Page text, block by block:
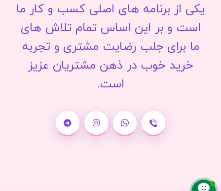
یکی از برنامه های اصلی کسب و کار ما
است و بر این اساس تمام تلاش های
ما برای جلب رضایت مشتری و تجربه
خرید خوب در ذهن مشتریان عزیز
است.